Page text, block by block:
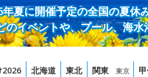
年夏に開催予定の全国の夏休
のイベントや、プール、海
2026 北海道 東北 関東 東京